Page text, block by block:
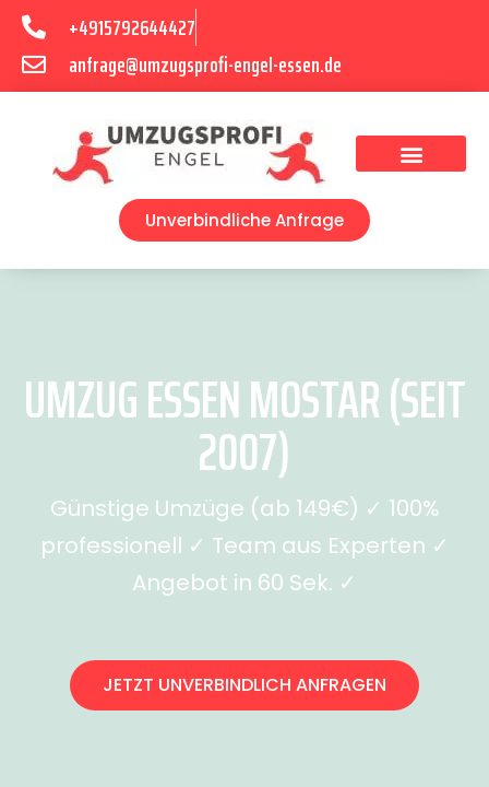
+4915792644427
anfrage@umzugsprofi-engel-essen.de
Unverbindliche Anfrage
UMZUG ESSEN MOSTAR (SEIT
2007)
Günstige Umzüge (ab 149€) ✓ 100%
professionell ✓ Team aus Experten ✓
Angebot in 60 Sek. ✓
JETZT UNVERBINDLICH ANFRAGEN